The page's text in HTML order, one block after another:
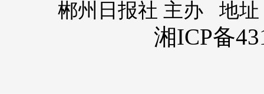
郴州日报社 主办 地址
湘ICP备